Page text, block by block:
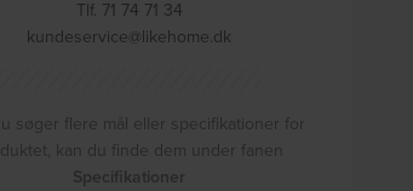
Tlf. 71 74 71 34
kundeservice@likehome.dk
søger flere mål eller specifikationer for
kan du finde dem under fanen
Specifikationer